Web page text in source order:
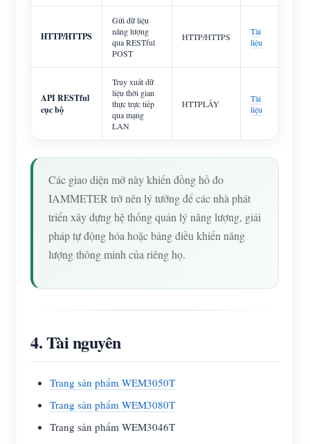
HTTP/HTTPS
Gửi dữ liệu
năng lượng
qua RESTful
POST
HTTP/HTTPS
Tài
liệu
API RESTful
cục bộ
Truy xuất dữ
liệu thời gian
thực trực tiếp
qua mạng
LAN
HTTPLẤY
Tài
liệu
Các giao diện mở này khiến đồng hồ đo
IAMMETER trở nên lý tưởng để các nhà phát
triển xây dựng hệ thống quản lý năng lượng, giải
pháp tự động hóa hoặc bảng điều khiển năng
lượng thông minh của riêng họ.
4. Tài nguyên
Trang sản phẩm WEM3050T
Trang sản phẩm WEM3080T
Trang sản phẩm WEM3046T